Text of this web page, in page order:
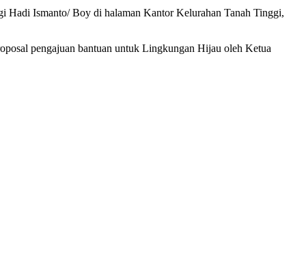
Hadi Ismanto/ Boy di halaman Kantor Kelurahan Tanah Tinggi,
pengajuan bantuan untuk Lingkungan Hijau oleh Ketua